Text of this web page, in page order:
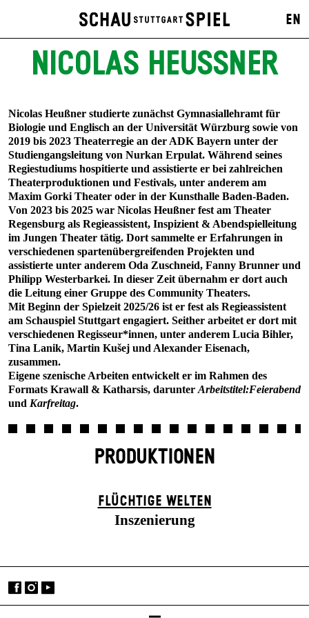
EN
NICOLAS HEUSSNER
Nicolas Heußner studierte zunächst Gymnasiallehramt für
Biologie und Englisch an der Universität Würzburg sowie von
2019 bis 2023 Theaterregie an der ADK Bayern unter der
Studiengangsleitung von Nurkan Erpulat. Während seines
Regiestudiums hospitierte und assistierte er bei zahlreichen
Theaterproduktionen und Festivals, unter anderem am
Maxim Gorki Theater oder in der Kunsthalle Baden-Baden.
Von 2023 bis 2025 war Nicolas Heußner fest am Theater
Regensburg als Regieassistent, Inspizient & Abendspielleitung
im Jungen Theater tätig. Dort sammelte er Erfahrungen in
verschiedenen spartenübergreifenden Projekten und
assistierte unter anderem Oda Zuschneid, Fanny Brunner und
Philipp Westerbarkei. In dieser Zeit übernahm er dort auch
die Leitung einer Gruppe des Community Theaters.
Mit Beginn der Spielzeit 2025/26 ist er fest als Regieassistent
am Schauspiel Stuttgart engagiert. Seither arbeitet er dort mit
verschiedenen Regisseur*innen, unter anderem Lucia Bihler,
Tina Lanik, Martin Kušej und Alexander Eisenach,
zusammen.
Eigene szenische Arbeiten entwickelt er im Rahmen des
Formats Krawall & Katharsis, darunter Arbeitstitel:Feierabend
und Karfreitag.
PRODUKTIONEN
FLÜCHTIGE WELTEN
Inszenierung